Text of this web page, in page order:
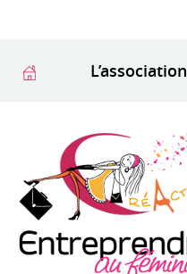
L’association